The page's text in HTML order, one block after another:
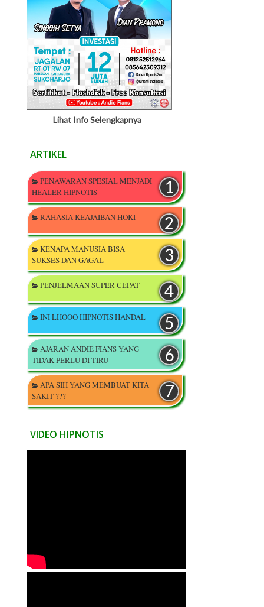
Lihat Info Selengkapnya
ARTIKEL
PENAWARAN SPESIAL MENJADI
HEALER HIPNOTIS
RAHASIA KEAJAIBAN HOKI
KENAPA MANUSIA BISA
SUKSES DAN GAGAL
PENJELMAAN SUPER CEPAT
INI LHOOO HIPNOTIS HANDAL
AJARAN ANDIE FIANS YANG
TIDAK PERLU DI TIRU
APA SIH YANG MEMBUAT KITA
SAKIT ???
VIDEO HIPNOTIS